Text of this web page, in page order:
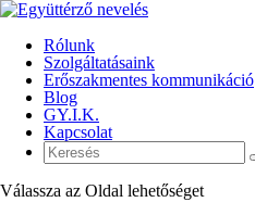
Rólunk
Szolgáltatásaink
Erőszakmentes kommunikáció
Blog
GY.I.K.
Kapcsolat
Válassza az Oldal lehetőséget